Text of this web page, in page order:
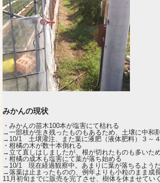
みかんの現状
・みかんの苗木100本が塩害にて枯れる
→一部枝が生き残ったものもあるため、土壌に中和
→10/1 土壌灌注、また葉に液肥（液体肥料）３～
・柑橘の木が数十本倒れる
→立て直しはしましたが、根が切れたものも多いた
・柑橘の成木も塩害にて葉が落ち始める
→10/1 現在経過観察中。あまりに葉が落ちるよう
→落葉は止まったものの、例年よりも小粒のまま成
11月初旬までに販売を完了させ、樹体を休ませてい